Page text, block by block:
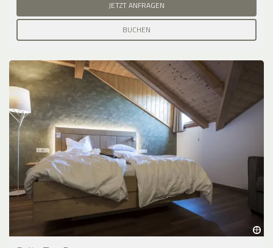
JETZT ANFRAGEN
BUCHEN